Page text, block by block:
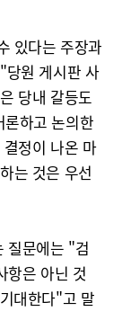
있다는 주장과
당원 게시판 사
당내 갈등도
하고 논의한
정이 나온 마
는 것은 우선
질문에는 "검
항은 아닌 것
대한다"고 말